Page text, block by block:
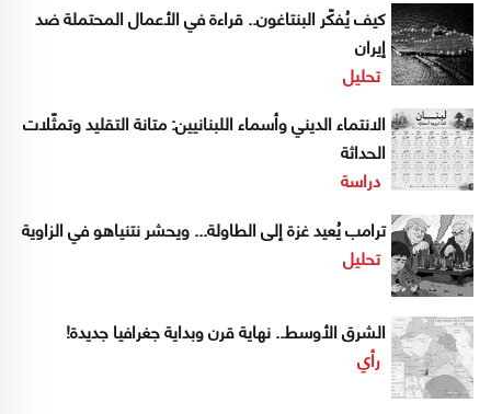
كيف يُفكّر البنتاغون.. قراءة في الأعمال المحتملة ضد
إيران
تحليل
الانتماء الديني وأسماء اللبنانيين: متانة التقليد وتمثّلات
الحداثة
دراسة
ترامب يُعيد غزة إلى الطاولة... ويحشر نتنياهو في الزاوية
تحليل
الشرق الأوسط.. نهاية قرن وبداية جغرافيا جديدة!
رأي